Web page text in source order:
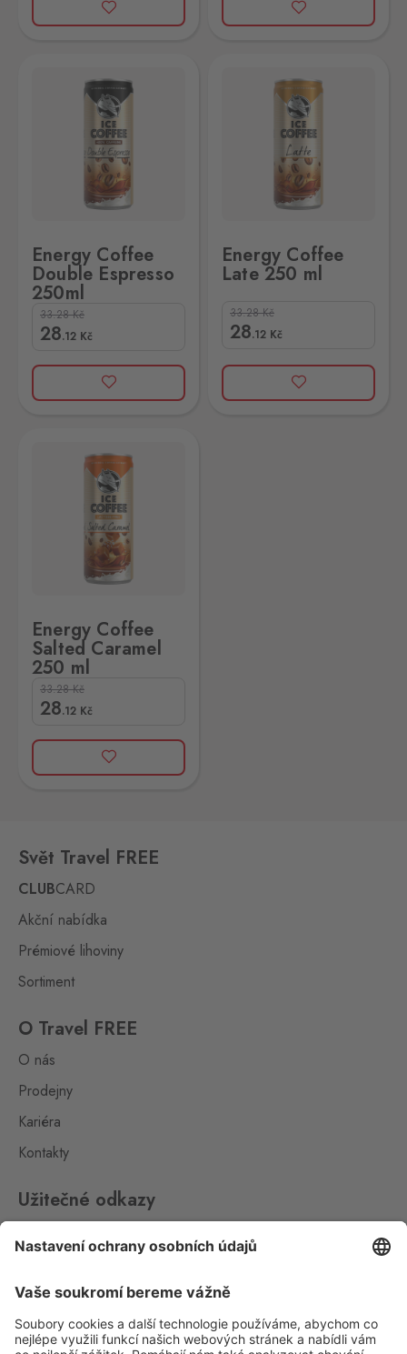
Energy Coffee
Double Espresso
250ml
33.28Kč
28.12 Kč
Energy Coffee
Late 250 ml
33.28Kč
28.12 Kč
Energy Coffee
Salted Caramel
250 ml
33.28Kč
28.12 Kč
Svět Travel FREE
CLUBCARD
Akční nabídka
Prémiové lihoviny
Sortiment
O Travel FREE
O nás
Prodejny
Kariéra
Kontakty
Užitečné odkazy
Ochrana osobních údajů
Aplikace Travel FREE ke stažení